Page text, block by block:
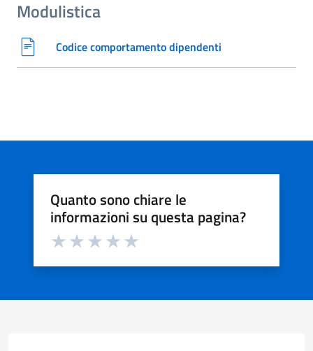
Modulistica
Codice comportamento dipendenti
Quanto sono chiare le
informazioni su questa pagina?
Valuta da 1 a 5 stelle la pagina